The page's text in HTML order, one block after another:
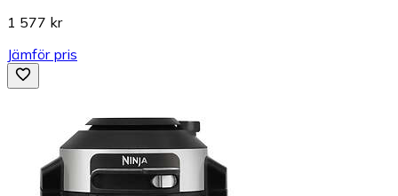
1 577 kr
Jämför pris